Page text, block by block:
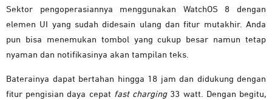
Sektor pengoperasiannya menggunakan WatchOS 8 dengan
elemen UI yang sudah didesain ulang dan fitur mutakhir. Anda
pun bisa menemukan tombol yang cukup besar namun tetap
nyaman dan notifikasinya akan tampilan teks.
Baterainya dapat bertahan hingga 18 jam dan didukung dengan
fitur pengisian daya cepat fast charging33 watt. Dengan begitu,